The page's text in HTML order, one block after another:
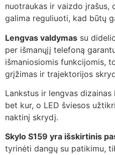
nuotraukas ir vaizdo įrašus,
galima reguliuoti, kad būtų
Lengvas valdymas su
per išmanųjį telefoną
išmaniosiomis funkcijomis,
grįžimas ir trajektorijos
Lankstus ir lengvas
bet kur, o LED šviesos
naktinį skrydį.
Skylo S159 yra išskirtinis
tyrinėti dangų su patikimu,